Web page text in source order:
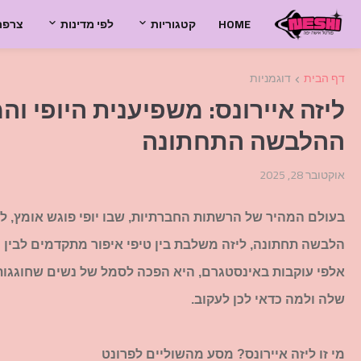
HOME קטגוריות לפי מדינות
דף הבית דוגמניות
ליזה איירונס: משפיענית
ההלבשה התחתונה
אוקטובר 28, 2025
הלבשה תחתונה, ליזה משלבת בין טיפי איפור מתקדמים לבין
אלפי עוקבות באינסטגרם, היא הפכה לסמל של נשים
שלה ולמה כדאי לכן לעקוב.
מי זו ליזה איירונס? מסע מהשוליים לפרונט